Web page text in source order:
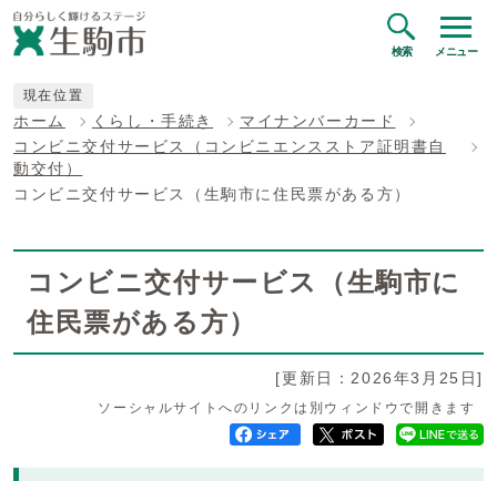
検索 メニュー
現在位置
ホーム くらし・手続き
マイナンバーカード
コンビニ交付サービス（コンビニエンスストア証明書自
動交付）
コンビニ交付サービス（生駒市に住民票がある方）
コンビニ交付サービス（生駒市に
住民票がある方）
[更新日：2026年3月25日]
ソーシャルサイトへのリンクは別ウィンドウで開きます